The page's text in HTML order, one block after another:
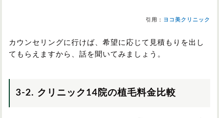
引用： ヨコ美クリニック
カウンセリングに行けば、希望に応じて見積もりを出し
てもらえますから、話を聞いてみましょう。
3-2. クリニック14院の植毛料金比較